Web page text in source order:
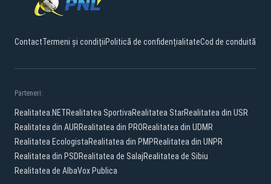
ContactTermeni și condițiiPolitică de confidențialitateCod de conduită
Parteneri:
Realitatea.NETRealitatea SportivaRealitatea StarRealitatea din USR
Realitatea din AURRealitatea din PRORealitatea din UDMR
Realitatea EcologistaRealitatea din PMPRealitatea din UNPR
Realitatea din PSDRealitatea de SalajRealitatea de Sibiu
Realitatea de AlbaVox Publica